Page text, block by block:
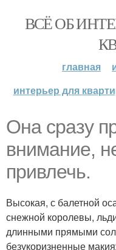
ВСЁ ОБ
главная
интерьер для
Она сразу
внимание,
привлечь.
Высокая, с балетной
снежной королевы,
длинными прямыми
безукоризненные